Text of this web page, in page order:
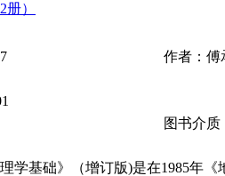
）
作者：傅
图书介质
学基础》（增订版)是在1985年《